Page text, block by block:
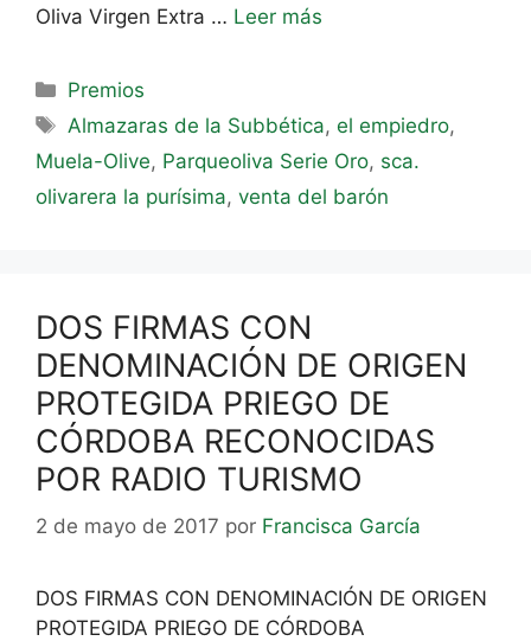
Oliva Virgen Extra … Leer más
Premios
Almazaras de la Subbética,el empiedro,
Muela-Olive, Parqueoliva Serie Oro, sca.
olivarera la purísima, venta del barón
DOS FIRMAS CON
DENOMINACIÓN DE ORIGEN
PROTEGIDA PRIEGO DE
CÓRDOBA RECONOCIDAS
POR RADIO TURISMO
2 de mayo de 2017 por Francisca García
DOS FIRMAS CON DENOMINACIÓN DE ORIGEN
PROTEGIDA PRIEGO DE CÓRDOBA